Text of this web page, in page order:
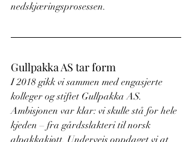
nedskjæringsprosessen.
Gullpakka AS tar form
I 2018 gikk vi sammen med engasjerte
kolleger og stiftet Gullpakka AS.
Ambisjonen var klar: vi skulle stå for hele
kjeden – fra gårdsslakteri til norsk